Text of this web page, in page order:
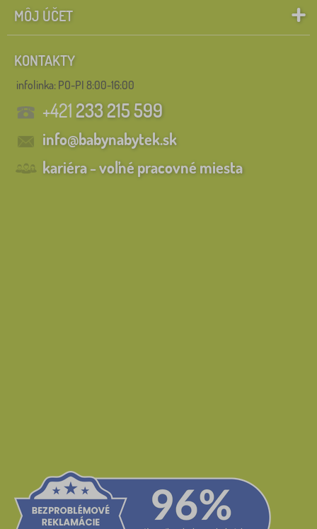
MÔJ ÚČET
KONTAKTY
infolinka: PO-PI 8:00-16:00
+421233 215 599
info@babynabytek.sk
kariéra - voľné pracovné miesta